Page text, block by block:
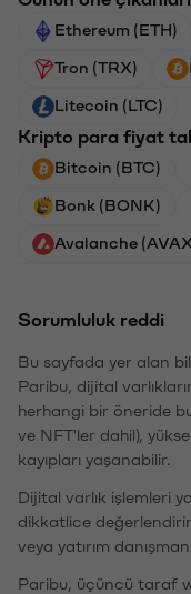
Ethereum (ETH)
Tron (TRX)
Litecoin (LTC)
Kripto para fiyat
Bitcoin (BTC)
Bonk (BONK)
Avalanche
Sorumluluk reddi
Bu sayfada yer alan
Paribu, dijital
herhangi bir öneride
ve NFT'ler dahil),
kayıpları yaşanabilir.
Dijital varlık işlemleri
dikkatlice
veya yatırım
Paribu, üçüncü taraf